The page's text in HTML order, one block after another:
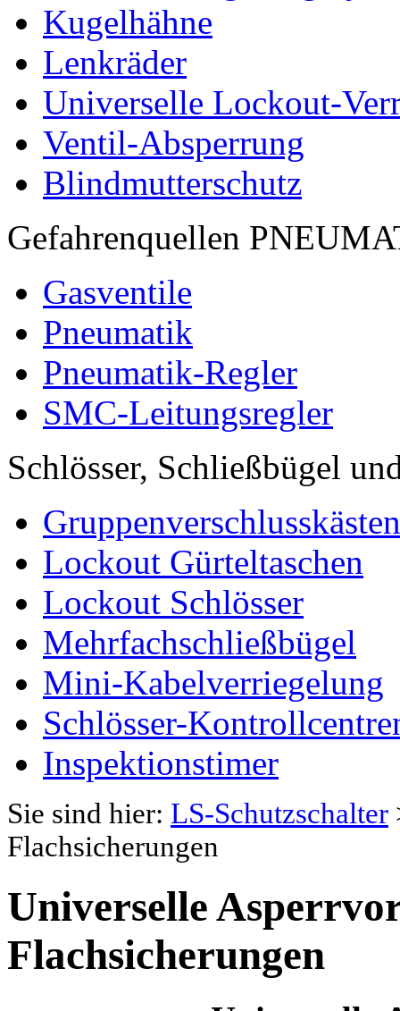
Kugelhähne
Lenkräder
Universelle Lockout-
Ventil-Absperrung
Blindmutterschutz
Gefahrenquellen
Gasventile
Pneumatik
Pneumatik-Regler
SMC-Leitungsregler
Schlösser, Schließbügel
Gruppenverschlusskästen
Lockout Gürteltaschen
Lockout Schlösser
Mehrfachschließbügel
Mini-Kabelverriegelung
Schlösser-
Inspektionstimer
Sie sind hier: LS-Schutzschalter
Flachsicherungen
Universelle
Flachsicherungen